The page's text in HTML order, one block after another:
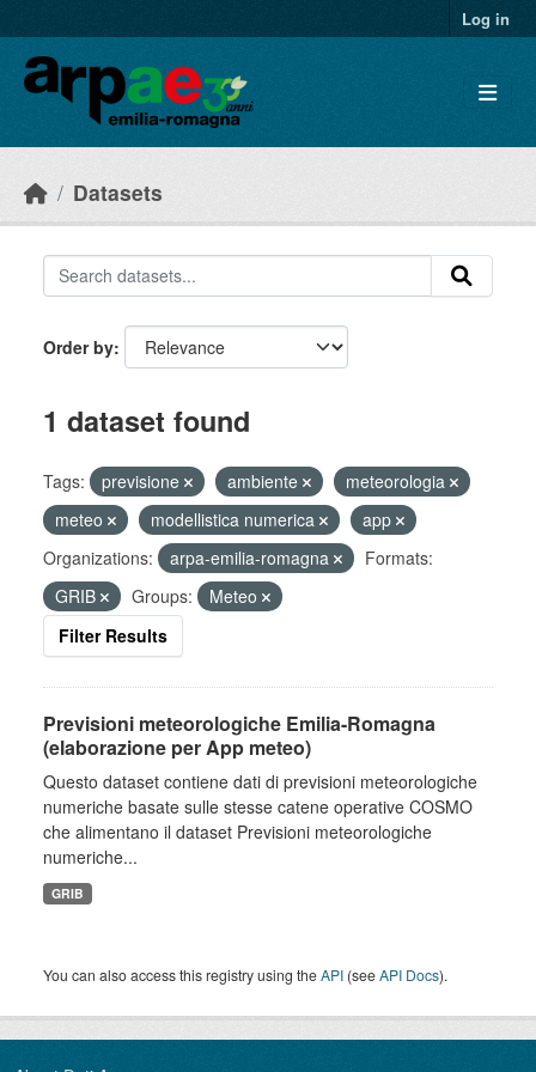
Log in
Datasets
Order by
1 dataset found
Tags: previsione ambiente
meteorologia
meteo
modellistica numerica
app
Organizations:
arpa-emilia-romagna
Formats:
GRIB
Groups:
Meteo
Filter Results
Previsioni meteorologiche Emilia-Romagna
(elaborazione per App meteo)
Questo dataset contiene dati di previsioni meteorologiche
numeriche basate sulle stesse catene operative COSMO
che alimentano il dataset Previsioni meteorologiche
numeriche...
GRIB
You can also access this registry using theAPI (seeAPI Docs).